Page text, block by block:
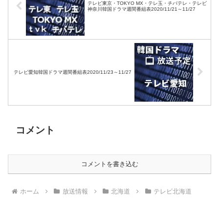
テレビ東京・TOKYO MX・テレ玉・チバテレ・テレビ
神奈川韓国ドラマ週間番組表2020/11/21～11/27
テレビ愛知韓国ドラマ週間番組表2020/11/23～11/27
コメント
コメントを書き込む
ホーム 放送情報 北海道 テレビ北海道